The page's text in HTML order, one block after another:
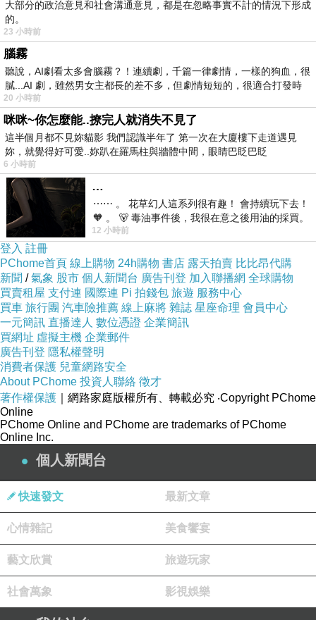
其具有不同的色調和透明度。
藝術家可以根據需要選擇透明、半透明或不透明
的玻璃片。透明的玻璃片可以讓光線透過，營造
出柔和的效果。而不透明的玻璃片則可以產生飽
和的色彩效果。
在繪製彩繪圖案時，藝術家使用玻璃彩料，這些
彩料具有高度的顏色純度和穩定性。他們可以通
過混合不同的彩料來創造出各種色彩，從溫暖的
紅色到冷靜的藍色，無所不能。
藝術家還利用透明玻璃的特性，通過將不同色彩
的玻璃片疊放在一起，創造出混合色彩的效果。
這種技巧可以產生出豐富多彩的陰影和層次感。
另一種常見的技巧是使用鉛或銅的邊框來分隔玻
璃片，使不同色彩的玻璃能夠清晰地分隔開來，
同時在交界處創造出獨特的紋理和效果。
總之，彩繪玻璃的豐富色彩是通過選擇不同的玻
璃片、使用專業的彩料以及巧妙的技巧來實現
的。這些色彩為作品賦予了生動的視覺效果，同
時也傳達了藝術家的情感和創意。
鑲嵌玻璃作品常以其獨特的光和色彩而受人喜
愛，這種光和色彩的融合是如何在作品中展現的
呢？
鑲嵌玻璃作品在光線的照射下，散發出迷人的光
澤。玻璃材質的透明性讓光線能夠穿透，營造出
明亮且透徹的視覺效果。不同厚度和顏色的玻璃
片會折射光線，形成柔和的色調變化。這種光的
表現使作品在不同的光照條件下呈現出獨特的美
感，時而明亮耀眼，時而柔和蒼涼。
而色彩的運用則是
鑲嵌玻璃作品的一大特點。藉
大部分的政治意見和社會溝通意見，都是在忽略事實不計的情況下形成
的。
23 小時前
腦霧
聽說，AI劇看太多會腦霧？！連續劇，千篇一律劇情，一樣的狗血，很
膩...AI 劇，雖然男女主都長的差不多，但劇情短短的，很適合打發時
20 小時前
咪咪~你怎麼能..撩完人就消失不見了
這半個月都不見妳貓影 我們認識半年了 第一次在大廈樓下走道遇見
妳，就覺得好可愛..妳趴在羅馬柱與牆體中間，眼睛巴眨巴眨
6 小時前
…
⋯⋯ 。 花草幻人這系列很有趣！ 會持續玩下去！
🧡 。 🐻 毒油事件後，我很在意之後用油的採買。
前天購買了我之前就很愛
12 小時前
登入 註冊
PChome首頁 線上購物 24h購物 書店 露天拍賣 比比昂代購
新聞 /氣象 股市 個人新聞台 廣告刊登 加入聯播網 全球購物
買賣租屋 支付連 國際連 Pi 拍錢包 旅遊 服務中心
買車 旅行團 汽車險推薦 線上麻將 雜誌 星座命理 會員中心
一元簡訊 直播達人 數位憑證 企業簡訊
買網址 虛擬主機 企業郵件
廣告刊登 隱私權聲明
消費者保護 兒童網路安全
About PChome 投資人聯絡 徵才
著作權保護 ｜網路家庭版權所有、轉載必究 ‧Copyright PChome
Online
PChome Online and PChome are trademarks of PChome
Online Inc.
個人新聞台
快速發文 最新文章
心情雜記 美食饗宴
藝文欣賞 旅遊玩家
社會萬象 影視娛樂